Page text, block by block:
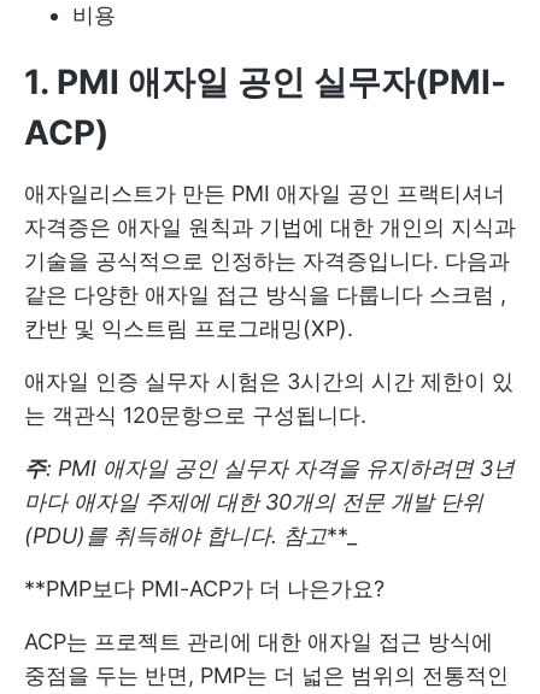
비용
1. PMI 애자일 공인 실무자(PMI-
ACP)
애자일리스트가 만든 PMI 애자일 공인 프랙티셔너
자격증은 애자일 원칙과 기법에 대한 개인의 지식과
기술을 공식적으로 인정하는 자격증입니다. 다음과
같은 다양한 애자일 접근 방식을 다룹니다 스크럼 ,
칸반 및 익스트림 프로그래밍(XP).
애자일 인증 실무자 시험은 3시간의 시간 제한이 있
는 객관식 120문항으로 구성됩니다.
주: PMI 애자일 공인 실무자 자격을 유지하려면 3년
마다 애자일 주제에 대한 30개의 전문 개발 단위
(PDU)를 취득해야 합니다. 참고**_
**PMP보다 PMI-ACP가 더 나은가요?
ACP는 프로젝트 관리에 대한 애자일 접근 방식에
중점을 두는 반면, PMP는 더 넓은 범위의 전통적인